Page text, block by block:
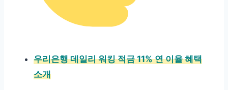
우리은행 데일리 워킹 적금 11% 연 이율 혜택
소개